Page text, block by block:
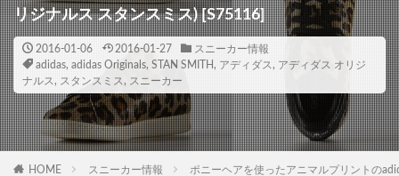
リジナルス スタンスミス) [S75116]
2016-01-06 2016-01-27
スニーカー情報
adidas, adidas Originals, STAN SMITH , アディダス , アディダス オリジ
ナルス , スタンスミス, スニーカー
HOME スニーカー情報 ポニーヘアを使ったアニマルプリントの